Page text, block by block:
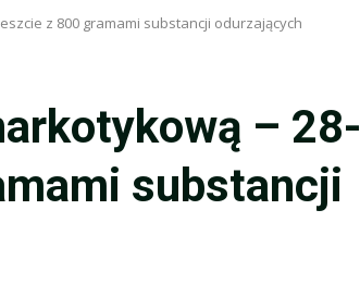
z 800 gramami substancji odurzających
– 28-
substancji